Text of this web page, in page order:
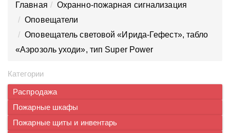
Главная
Охранно-пожарная сигнализация
Оповещатели
Оповещатель световой «Ирида-Гефест», табло
«Аэрозоль уходи», тип Super Power
Категории
Распродажа
Пожарные шкафы
Пожарные щиты и инвентарь